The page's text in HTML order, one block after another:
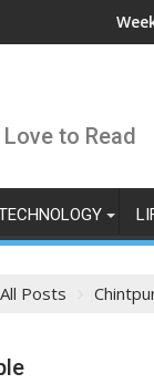
Weekend
to Read
All Posts